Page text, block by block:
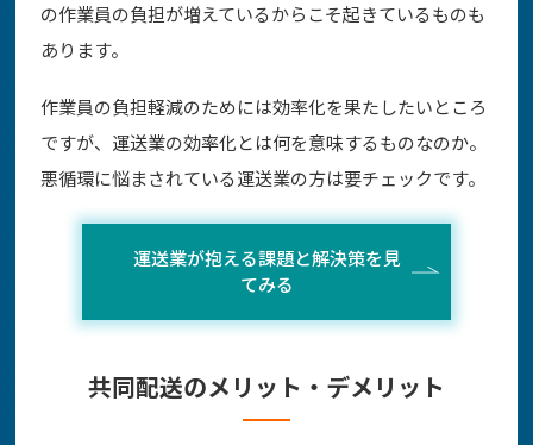
の作業員の負担が増えているからこそ起きているものも
あります。
作業員の負担軽減のためには効率化を果たしたいところ
ですが、運送業の効率化とは何を意味するものなのか。
悪循環に悩まされている運送業の方は要チェックです。
運送業が抱える課題と解決策を見
てみる
共同配送のメリット・デメリット